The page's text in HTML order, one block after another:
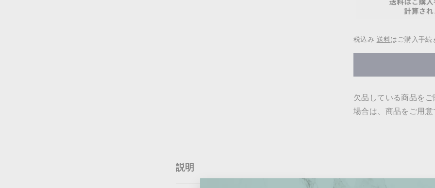
税込み 送料はご購入手
欠品している商品を
場合は、商品をご用
説明